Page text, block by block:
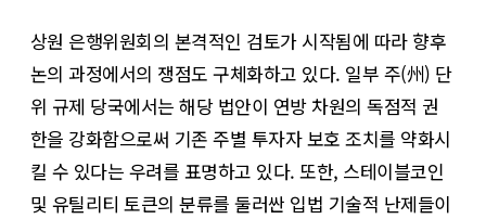
상원 은행위원회의 본격적인 검토가 시작됨에 따라 향후
논의 과정에서의 쟁점도 구체화하고 있다. 일부 주(州) 단
위 규제 당국에서는 해당 법안이 연방 차원의 독점적 권
한을 강화함으로써 기존 주별 투자자 보호 조치를 약화시
킬 수 있다는 우려를 표명하고 있다. 또한, 스테이블코인
및 유틸리티 토큰의 분류를 둘러싼 입법 기술적 난제들이